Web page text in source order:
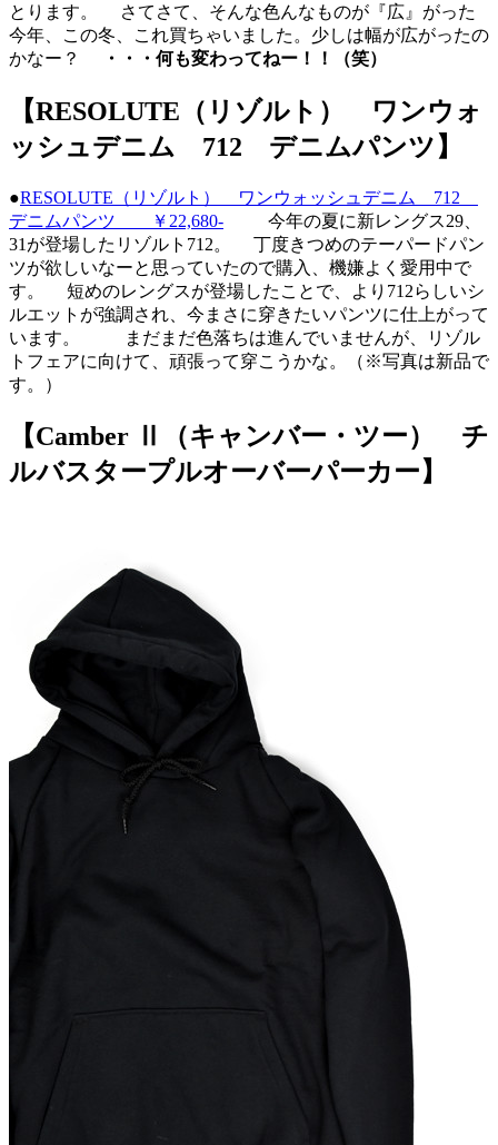
とります。
さてさて、そんな色んなものが『広』がった
今年、この冬、これ買ちゃいました。少しは幅が広がったの
かなー？
・・・何も変わってねー！！（笑）
【RESOLUTE（リゾルト） ワンウォ
ッシュデニム 712 デニムパンツ】
●RESOLUTE（リゾルト） ワンウォッシュデニム 712
デニムパンツ ￥22,680- 今年の夏に新レングス29、
31が登場したリゾルト712。 丁度きつめのテーパードパン
ツが欲しいなーと思っていたので購入、機嫌よく愛用中で
す。 短めのレングスが登場したことで、より712らしいシ
ルエットが強調され、今まさに穿きたいパンツに仕上がって
います。 まだまだ色落ちは進んでいませんが、リゾル
トフェアに向けて、頑張って穿こうかな。（※写真は新品で
す。）
【Camber Ⅱ（キャンバー・ツー） チ
ルバスタープルオーバーパーカー】